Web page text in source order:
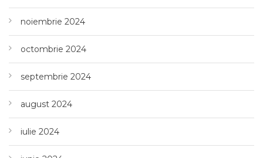
noiembrie 2024
octombrie 2024
septembrie 2024
august 2024
iulie 2024